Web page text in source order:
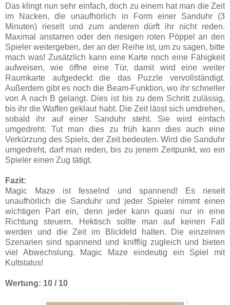
Das klingt nun sehr einfach, doch zu einem hat man die Zeit
im Nacken, die unaufhörlich in Form einer Sanduhr (3
Minuten) rieselt und zum anderen dürft ihr nicht reden.
Maximal anstarren oder den riesigen roten Pöppel an den
Spieler weitergeben, der an der Reihe ist, um zu sagen, bitte
mach was! Zusätzlich kann eine Karte noch eine Fähigkeit
aufweisen, wie öffne eine Tür, damit wird eine weiter
Raumkarte aufgedeckt die das Puzzle vervollständigt.
Außerdem gibt es noch die Beam-Funktion, wo ihr schneller
von A nach B gelangt. Dies ist bis zu dem Schritt zulässig,
bis ihr die Waffen geklaut habt. Die Zeit lässt sich umdrehen,
sobald ihr auf einer Sanduhr steht. Sie wird einfach
umgedreht. Tut man dies zu früh kann dies auch eine
Verkürzung des Spiels, der Zeit bedeuten. Wird die Sanduhr
umgedreht, darf man reden, bis zu jenem Zeitpunkt, wo ein
Spieler einen Zug tätigt.
Fazit:
Magic Maze ist fesselnd und spannend! Es rieselt
unaufhörlich die Sanduhr und jeder Spieler nimmt einen
wichtigen Part ein, denn jeder kann quasi nur in eine
Richtung steuern. Hektisch sollte man auf keinen Fall
werden und die Zeit im Blickfeld halten. Die einzelnen
Szenarien sind spannend und knifflig zugleich und bieten
viel Abwechslung. Magic Maze eindeutig ein Spiel mit
Kultstatus!
Wertung: 10 / 10